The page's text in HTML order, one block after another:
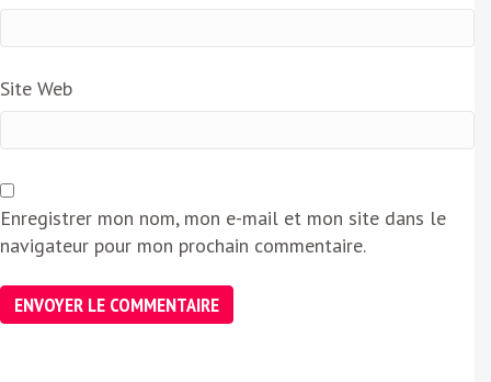
Site Web
Enregistrer mon nom, mon e-mail et mon site dans le
navigateur pour mon prochain commentaire.